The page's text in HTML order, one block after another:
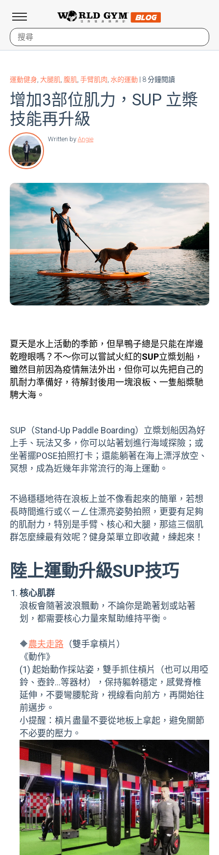
運動健身 大腿肌 腹肌 手臂肌肉 水的運動 | 8 分鐘閱讀
增加3部位肌力，SUP 立槳
技能再升級
Written by Angie
夏天是水上活動的季節，但旱鴨子總是只能在岸邊
乾瞪眼嗎？不～你可以嘗試火紅的SUP立槳划船，
雖然目前因為疫情無法外出，但你可以先把自己的
肌耐力準備好，待解封後用一塊浪板、一隻船槳馳
騁大海。
SUP（Stand-Up Paddle Boarding）立槳划船因為好
上手、玩法又多，你可以站著划進行海域探險；或
坐著擺POSE拍照打卡；還能躺著在海上漂浮放空、
冥想，成為近幾年非常流行的海上運動。
不過穩穩地待在浪板上並不像看起來的簡單，若想
長時間進行或ㄍㄧㄥ住漂亮姿勢拍照，更要有足夠
的肌耐力，特別是手臂、核心和大腿，那這三個肌
群怎麼練最有效呢？健身菜單立即收藏，練起來！
陸上運動升級SUP技巧
核心肌群
浪板會隨著波浪飄動，不論你是跪著划或站著
划，都需要核心力量來幫助維持平衡。
🔶農夫走路 （雙手拿槓片）
《動作》
(1) 起始動作採站姿，雙手抓住槓片（也可以用啞
鈴、壺鈴…等器材），保持軀幹穩定，感覺脊椎
延伸，不要彎腰駝背，視線看向前方，再開始往
前邁步。
小提醒：槓片盡量不要從地板上拿起，避免關節
不必要的壓力。